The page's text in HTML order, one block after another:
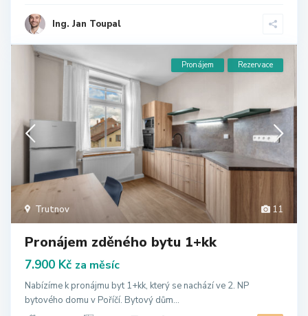
Ing. Jan Toupal
11
Trutnov
Pronájem Rezervace
Pronájem zděného bytu 1+kk
7.900 Kč za měsíc
Nabízíme k pronájmu byt 1+kk, který se nachází ve 2. NP
bytového domu v Poříčí. Bytový dům...